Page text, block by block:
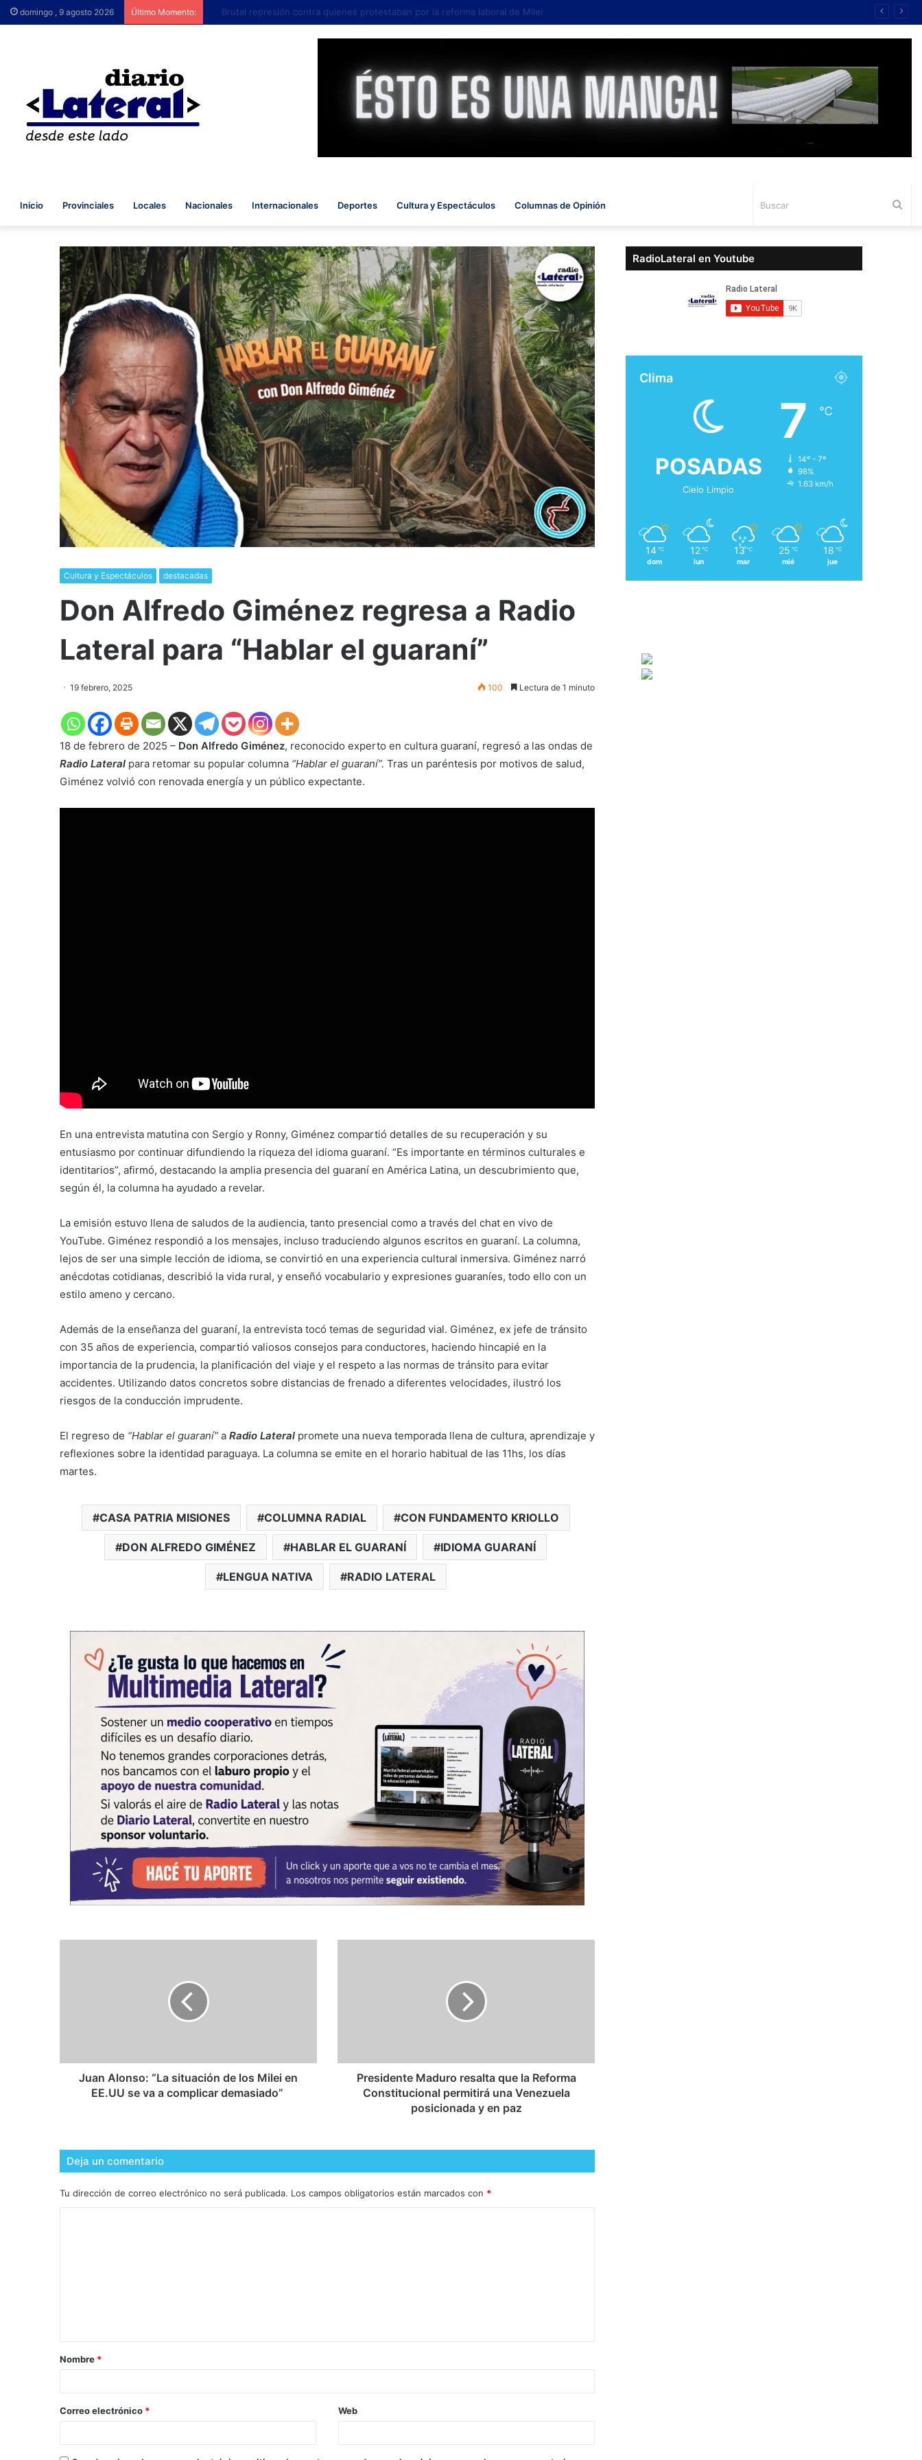
domingo , 9 agosto 2026 Último Momento: Brutal represión contra quienes protestaban por la reforma laboral de Milei
Inicio Provinciales Locales Nacionales Internacionales Deportes Cultura y Espectáculos Columnas de Opinión
Cultura y Espectáculos destacadas
Don Alfredo Giménez regresa a Radio
Lateral para “Hablar el guaraní”
19 febrero, 2025 100 Lectura de 1 minuto
18 de febrero de 2025 – Don Alfredo Giménez, reconocido experto en cultura guaraní, regresó a las ondas de
Radio Lateral para retomar su popular columna “Hablar el guaraní”. Tras un paréntesis por motivos de salud,
Giménez volvió con renovada energía y un público expectante.
En una entrevista matutina con Sergio y Ronny, Giménez compartió detalles de su recuperación y su
entusiasmo por continuar difundiendo la riqueza del idioma guaraní. “Es importante en términos culturales e
identitarios”, afirmó, destacando la amplia presencia del guaraní en América Latina, un descubrimiento que,
según él, la columna ha ayudado a revelar.
La emisión estuvo llena de saludos de la audiencia, tanto presencial como a través del chat en vivo de
YouTube. Giménez respondió a los mensajes, incluso traduciendo algunos escritos en guaraní. La columna,
lejos de ser una simple lección de idioma, se convirtió en una experiencia cultural inmersiva. Giménez narró
anécdotas cotidianas, describió la vida rural, y enseñó vocabulario y expresiones guaraníes, todo ello con un
estilo ameno y cercano.
Además de la enseñanza del guaraní, la entrevista tocó temas de seguridad vial. Giménez, ex jefe de tránsito
con 35 años de experiencia, compartió valiosos consejos para conductores, haciendo hincapié en la
importancia de la prudencia, la planificación del viaje y el respeto a las normas de tránsito para evitar
accidentes. Utilizando datos concretos sobre distancias de frenado a diferentes velocidades, ilustró los
riesgos de la conducción imprudente.
El regreso de “Hablar el guaraní” a Radio Lateral promete una nueva temporada llena de cultura, aprendizaje y
reflexiones sobre la identidad paraguaya. La columna se emite en el horario habitual de las 11hs, los días
martes.
CASA PATRIA MISIONES COLUMNA RADIAL CON FUNDAMENTO KRIOLLO
DON ALFREDO GIMÉNEZ HABLAR EL GUARANÍ IDIOMA GUARANÍ
LENGUA NATIVA RADIO LATERAL
Juan Alonso: ​“La situación de los Milei en
EE.UU se va a complicar demasiado”
Presidente Maduro resalta que la Reforma
Constitucional permitirá una Venezuela
posicionada y en paz
Deja un comentario
Tu dirección de correo electrónico no será publicada. Los campos obligatorios están marcados con *
Nombre *
Correo electrónico * Web
RadioLateral en Youtube
Clima
POSADAS
Cielo Limpio
7 ℃
14º - 7º
98%
1.63 km/h
14 ℃
dom
12 ℃
lun
13 ℃
mar
25 ℃
mié
18 ℃
jue